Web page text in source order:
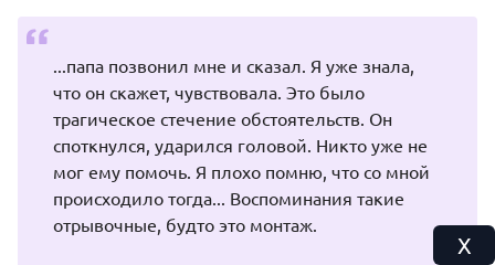
...папа позвонил мне и сказал. Я уже знала,
что он скажет, чувствовала. Это было
трагическое стечение обстоятельств. Он
споткнулся, ударился головой. Никто уже не
мог ему помочь. Я плохо помню, что со мной
происходило тогда... Воспоминания такие
отрывочные, будто это монтаж.
X